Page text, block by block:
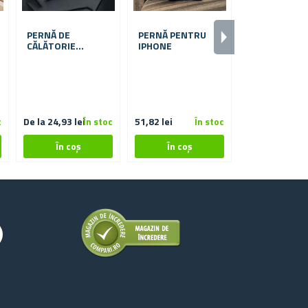
PERNĂ DE
CĂLĂTORIE
De la 24,93 leiÎn stoc
PERNĂ PENTRU
IPHONE
51,82 lei În stoc